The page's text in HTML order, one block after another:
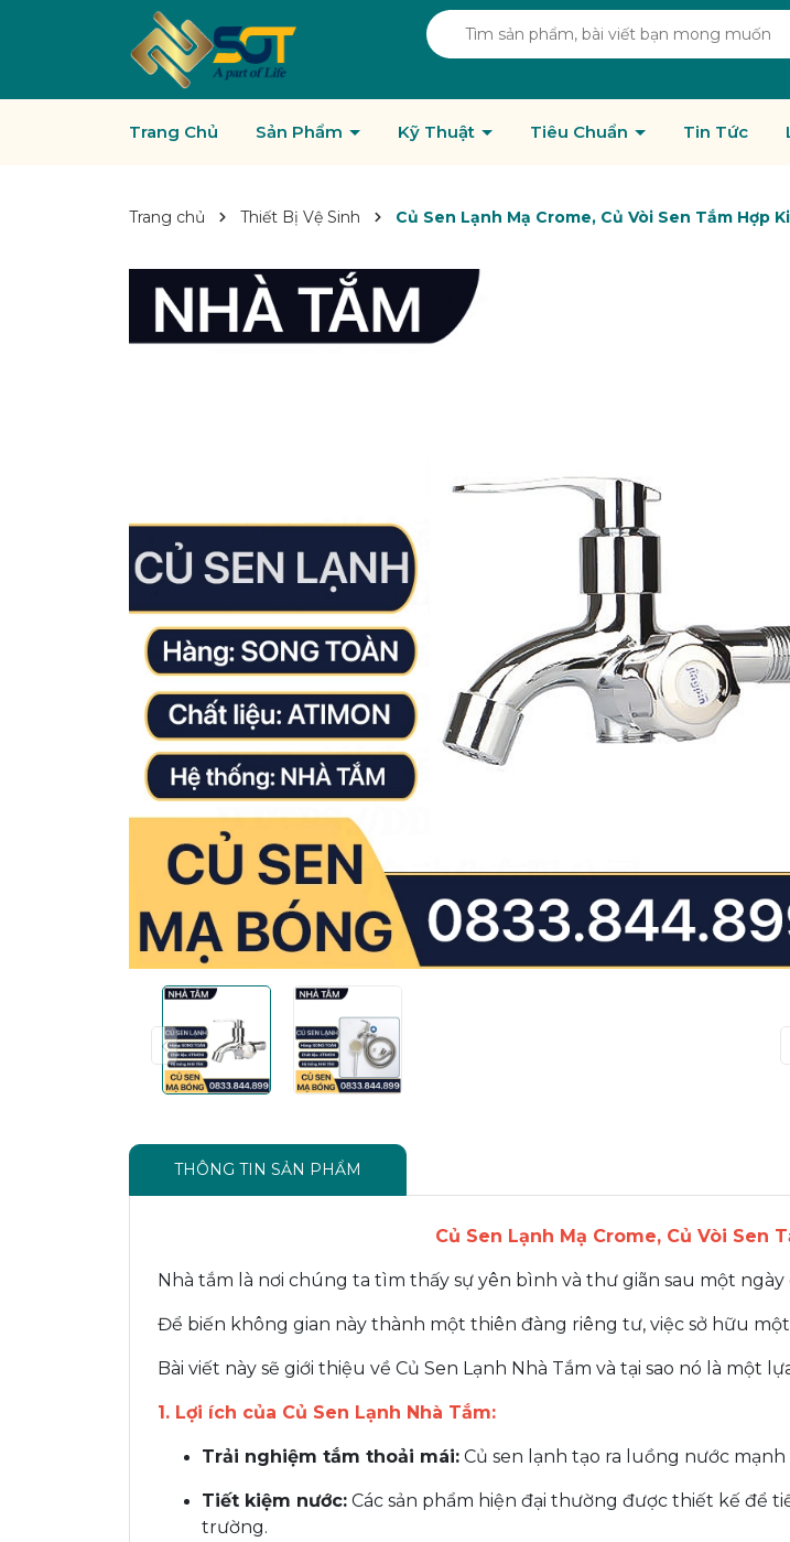
Trang Chủ Sản Phẩm Kỹ Thuật Tiêu Chuẩn Tin Tức
Trang chủ Thiết Bị Vệ Sinh Củ Sen Lạnh Mạ Crome, Củ Vòi Sen Tắm Hợp
THÔNG TIN SẢN PHẨM
Củ Sen Lạnh Mạ Crome, Củ Vòi Sen
Nhà tắm là nơi chúng ta tìm thấy sự yên bình và thư giãn sau một ngày
Để biến không gian này thành một thiên đàng riêng tư, việc sở hữu
Bài viết này sẽ giới thiệu về Củ Sen Lạnh Nhà Tắm và tại sao nó là một
1. Lợi ích của Củ Sen Lạnh Nhà Tắm:
Trải nghiệm tắm thoải mái: Củ sen lạnh tạo ra luồng nước
Tiết kiệm nước: Các sản phẩm hiện đại thường được thiết kế để
trường.